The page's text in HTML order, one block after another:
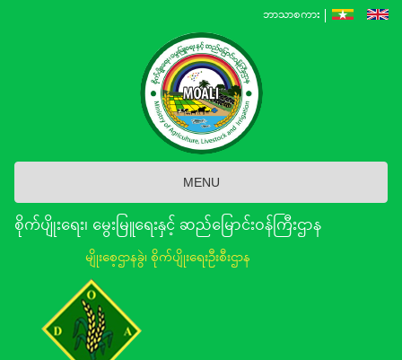
ဘာသာစကား
MENU
စိုက်ပျိုးရေး၊ မွေးမြူရေးနှင့် ဆည်မြောင်း၀န်ကြီးဌာန
မျိုးစေ့ဌာနခွဲ၊ စိုက်ပျိုးရေးဦးစီးဌာန